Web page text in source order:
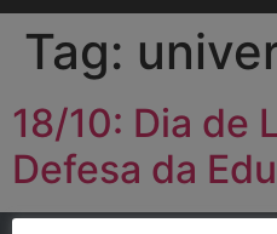
Tag:
18/10: Dia de
Defesa da